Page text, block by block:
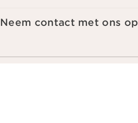
Neem contact met ons op